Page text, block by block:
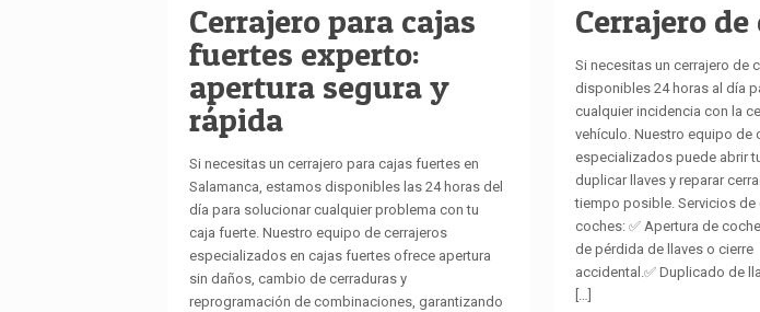
Cerrajero para cajas
fuertes experto:
apertura segura y
rápida
Si necesitas un cerrajero para cajas fuertes en
Salamanca, estamos disponibles las 24 horas del
día para solucionar cualquier problema con tu
caja fuerte. Nuestro equipo de cerrajeros
especializados en cajas fuertes ofrece apertura
sin daños, cambio de cerraduras y
reprogramación de combinaciones, garantizando
Cerrajero de
Si necesitas un cerrajero de
disponibles 24 horas al día
cualquier incidencia con la
vehículo. Nuestro equipo de
especializados puede abrir
duplicar llaves y reparar
tiempo posible. Servicios de
coches: ✅ Apertura de
de pérdida de llaves o cierre
accidental.✅ Duplicado de
[…]